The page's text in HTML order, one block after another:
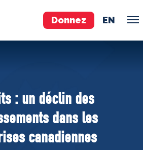
Donnez EN
: un déclin des
dans les
canadiennes